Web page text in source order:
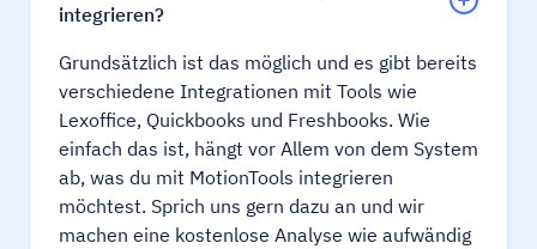
integrieren?
Grundsätzlich ist das möglich und es gibt bereits
verschiedene Integrationen mit Tools wie
Lexoffice, Quickbooks und Freshbooks. Wie
einfach das ist, hängt vor Allem von dem System
ab, was du mit MotionTools integrieren
möchtest. Sprich uns gern dazu an und wir
machen eine kostenlose Analyse wie aufwändig